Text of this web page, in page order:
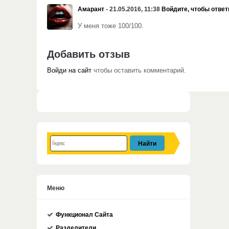
Амарант - 21.05.2016, 11:38 Войдите, чтобы
У меня тоже 100/100.
Добавить отзыв
Войди на сайт чтобы оставить комментарий.
Меню
Функционал Сайта